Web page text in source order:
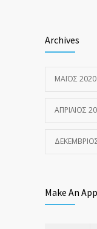
Archives
ΜΆΙΟΣ 2020
ΑΠΡΊΛΙΟΣ
Make An